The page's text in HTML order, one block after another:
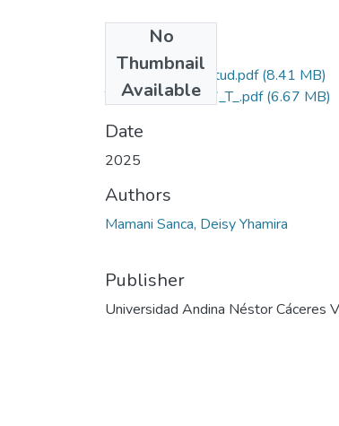
No
Thumbnail
Available
Grado de Similitud.pdf(8.41 MB)
T036_72175087_T_.pdf(6.67 MB)
Date
2025
Authors
Mamani Sanca, Deisy Yhamira
Publisher
Universidad Andina Néstor Cáceres